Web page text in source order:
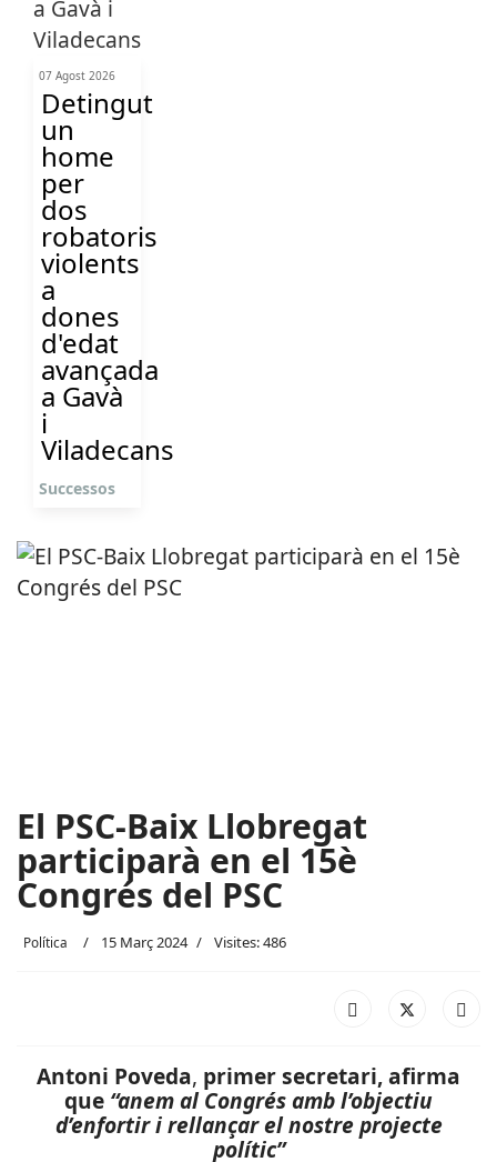
07 Agost 2026
Detingut
un
home
per
dos
robatoris
violents
a
dones
d'edat
avançada
a Gavà
i
Viladecans
Successos
El PSC-Baix Llobregat
participarà en el 15è
Congrés del PSC
Política 15 Març 2024 Visites: 486
Antoni Poveda, primer secretari, afirma
que “anem al Congrés amb l’objectiu
d’enfortir i rellançar el nostre projecte
polític”